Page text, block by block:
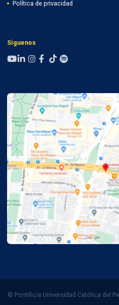
Política de privacidad
Síguenos
© Pontificia Universidad Católica del